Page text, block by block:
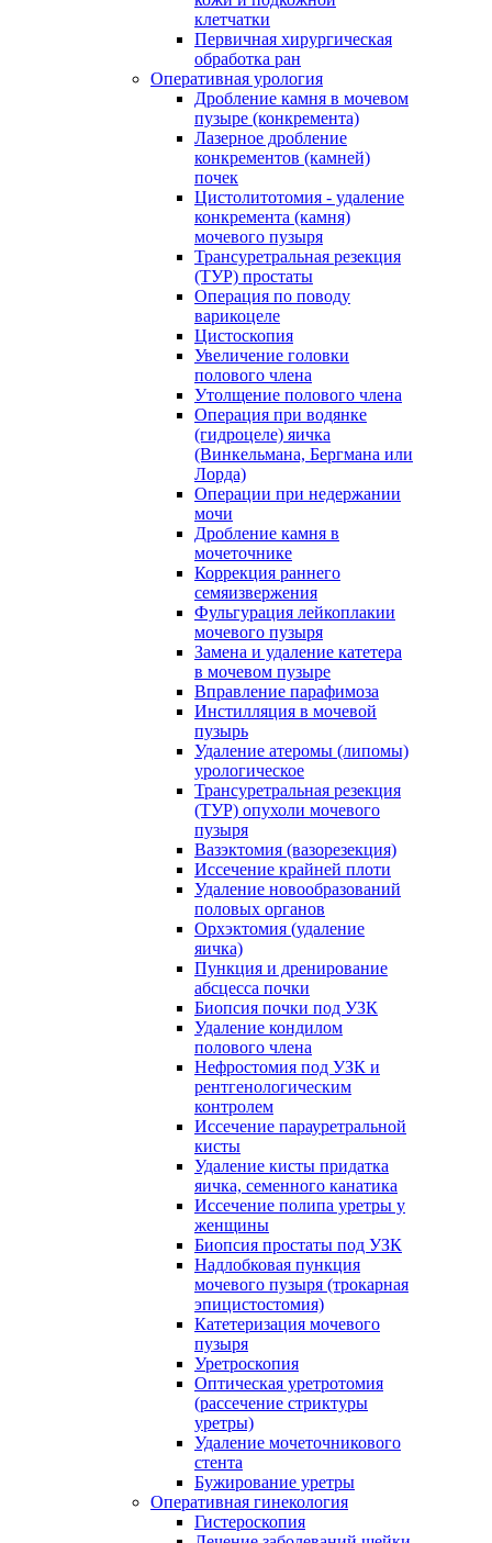
клетчатки
Первичная хирургическая
обработка ран
Оперативная урология
Дробление камня в мочевом
пузыре (конкремента)
Лазерное дробление
конкрементов (камней)
почек
Цистолитотомия - удаление
конкремента (камня)
мочевого пузыря
Трансуретральная резекция
(ТУР) простаты
Операция по поводу
варикоцеле
Цистоскопия
Увеличение головки
полового члена
Утолщение полового члена
Операция при водянке
(гидроцеле) яичка
(Винкельмана, Бергмана или
Лорда)
Операции при недержании
мочи
Дробление камня в
мочеточнике
Коррекция раннего
семяизвержения
Фульгурация лейкоплакии
мочевого пузыря
Замена и удаление катетера
в мочевом пузыре
Вправление парафимоза
Инстилляция в мочевой
пузырь
Удаление атеромы (липомы)
урологическое
Трансуретральная резекция
(ТУР) опухоли мочевого
пузыря
Вазэктомия (вазорезекция)
Иссечение крайней плоти
Удаление новообразований
половых органов
Орхэктомия (удаление
яичка)
Пункция и дренирование
абсцесса почки
Биопсия почки под УЗК
Удаление кондилом
полового члена
Нефростомия под УЗК и
рентгенологическим
контролем
Иссечение парауретральной
кисты
Удаление кисты придатка
яичка, семенного канатика
Иссечение полипа уретры у
женщины
Биопсия простаты под УЗК
Надлобковая пункция
мочевого пузыря (трокарная
эпицистостомия)
Катетеризация мочевого
пузыря
Уретроскопия
Оптическая уретротомия
(рассечение стриктуры
уретры)
Удаление мочеточникового
стента
Бужирование уретры
Оперативная гинекология
Гистероскопия